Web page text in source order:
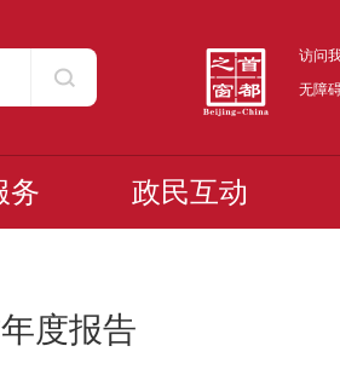
访问
无障
务 政民互动
度报告